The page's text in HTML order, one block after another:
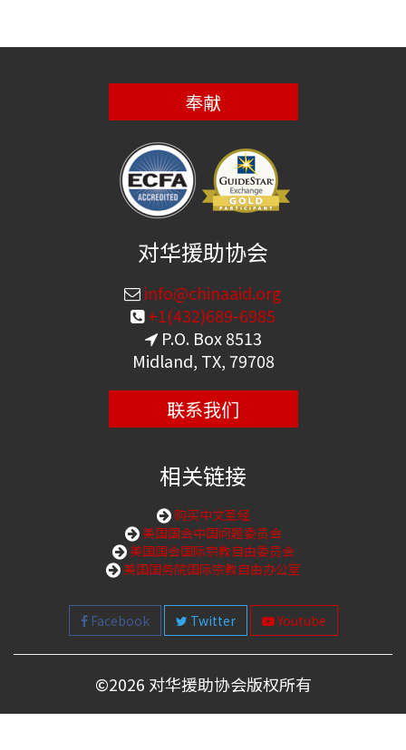
奉献
对华援助协会
info@chinaaid.org
+1(432)689-6985
P.O. Box 8513
Midland, TX, 79708
联系我们
相关链接
购买中文圣经
美国国会中国问题委员会
美国国会国际宗教自由委员会
美国国务院国际宗教自由办公室
Facebook Twitter Youtube
©2026 对华援助协会版权所有